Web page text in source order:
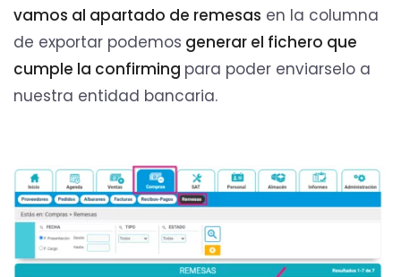
vamos al apartado de remesas en la columna
de exportar podemos generar el fichero que
cumple la confirming para poder enviarselo a
nuestra entidad bancaria.